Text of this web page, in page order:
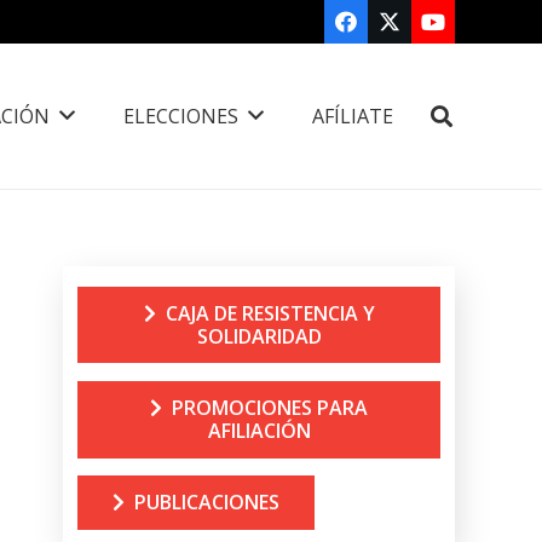
ELECCIONES AFÍLIATE
CAJA DE RESISTENCIA Y
SOLIDARIDAD
PROMOCIONES PARA
AFILIACIÓN
PUBLICACIONES